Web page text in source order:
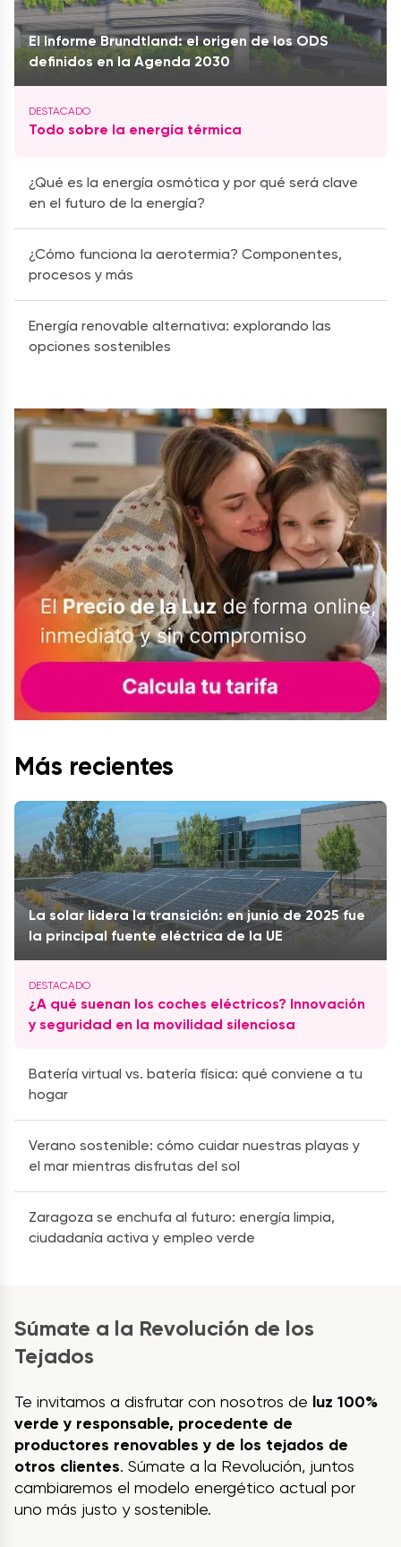
El Informe Brundtland: el origen de los ODS
definidos en la Agenda 2030
Todo sobre la energía térmica
¿Qué es la energía osmótica y por qué será clave
en el futuro de la energía?
¿Cómo funciona la aerotermia? Componentes,
procesos y más
Energía renovable alternativa: explorando las
opciones sostenibles
Más recientes
La solar lidera la transición: en junio de 2025 fue
la principal fuente eléctrica de la UE
¿A qué suenan los coches eléctricos? Innovación
y seguridad en la movilidad silenciosa
Batería virtual vs. batería física: qué conviene a tu
hogar
Verano sostenible: cómo cuidar nuestras playas y
el mar mientras disfrutas del sol
Zaragoza se enchufa al futuro: energía limpia,
ciudadanía activa y empleo verde
Súmate a la Revolución de los
Tejados
Te invitamos a disfrutar con nosotros de luz 100%
verde y responsable, procedente de
productores renovables y de los tejados de
otros clientes. Súmate a la Revolución, juntos
cambiaremos el modelo energético actual por
uno más justo y sostenible.